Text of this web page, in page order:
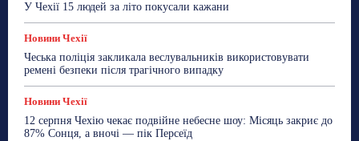
У Чехії 15 людей за літо покусали кажани
Новини Чехії
Чеська поліція закликала веслувальників використовувати
ремені безпеки після трагічного випадку
Новини Чехії
12 серпня Чехію чекає подвійне небесне шоу: Місяць закриє до
87% Сонця, а вночі — пік Персеїд